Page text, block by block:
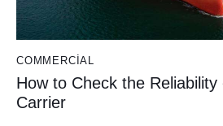
COMMERCIAL
How to Check the
Carrier